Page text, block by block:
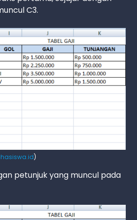
C3.
)
petunjuk yang muncul pada